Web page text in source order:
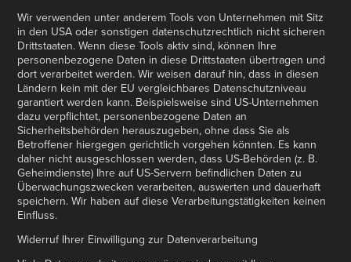
Wir verwenden unter anderem Tools von Unternehmen mit Sitz
in den USA oder sonstigen datenschutzrechtlich nicht sicheren
Drittstaaten. Wenn diese Tools aktiv sind, können Ihre
personenbezogene Daten in diese Drittstaaten übertragen und
dort verarbeitet werden. Wir weisen darauf hin, dass in diesen
Ländern kein mit der EU vergleichbares Datenschutzniveau
garantiert werden kann. Beispielsweise sind US-Unternehmen
dazu verpflichtet, personenbezogene Daten an
Sicherheitsbehörden herauszugeben, ohne dass Sie als
Betroffener hiergegen gerichtlich vorgehen könnten. Es kann
daher nicht ausgeschlossen werden, dass US-Behörden (z. B.
Geheimdienste) Ihre auf US-Servern befindlichen Daten zu
Überwachungszwecken verarbeiten, auswerten und dauerhaft
speichern. Wir haben auf diese Verarbeitungstätigkeiten keinen
Einfluss.
Widerruf Ihrer Einwilligung zur Datenverarbeitung